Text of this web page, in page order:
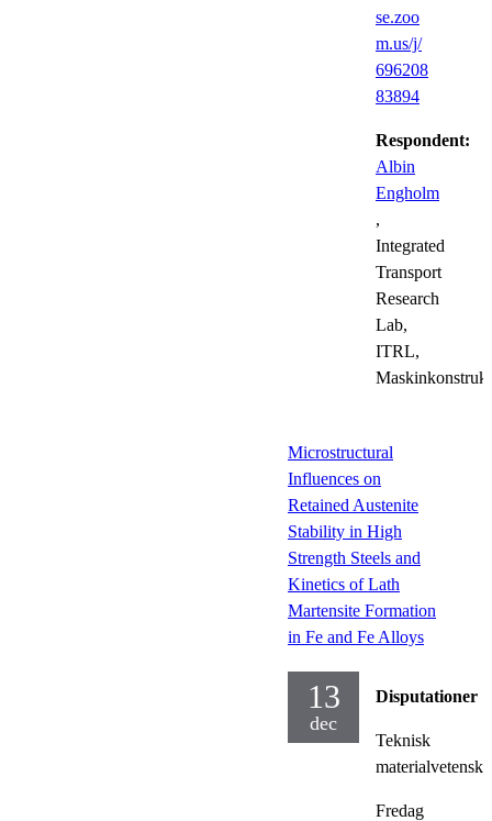
se.zoo
m.us/j/
696208
83894
Respondent:
Albin
Engholm
,
Integrated
Transport
Research
Lab,
ITRL,
Microstructural
Influences on
Retained Austenite
Stability in High
Strength Steels and
Kinetics of Lath
Martensite Formation
in Fe and Fe Alloys
13
dec
Disputationer
Teknisk
Fredag